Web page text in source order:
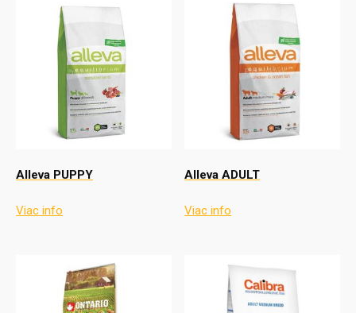
Alleva PUPPY
Viac info
Alleva ADULT
Viac info